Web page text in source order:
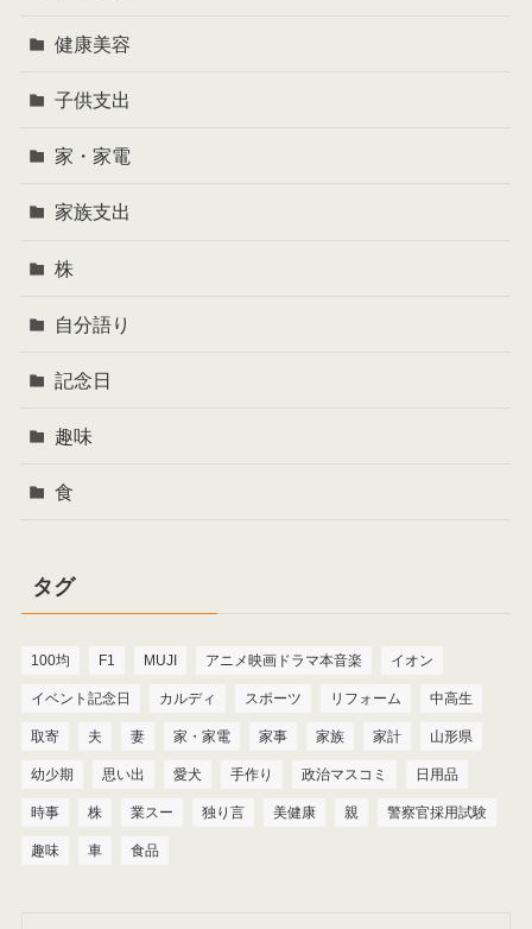
健康美容
子供支出
家・家電
家族支出
株
自分語り
記念日
趣味
食
タグ
100均 F1 MUJI アニメ映画ドラマ本音楽 イオン
イベント記念日 カルディ スポーツ リフォーム 中高生
取寄 夫 妻 家・家電 家事 家族 家計 山形県
幼少期 思い出 愛犬 手作り 政治マスコミ 日用品
時事 株 業スー 独り言 美健康 親 警察官採用試験
趣味 車 食品